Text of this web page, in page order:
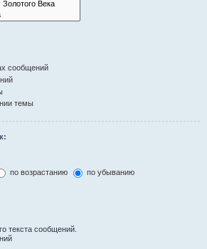
сообщений
темы
по возрастанию
по убыванию
текста сообщений.